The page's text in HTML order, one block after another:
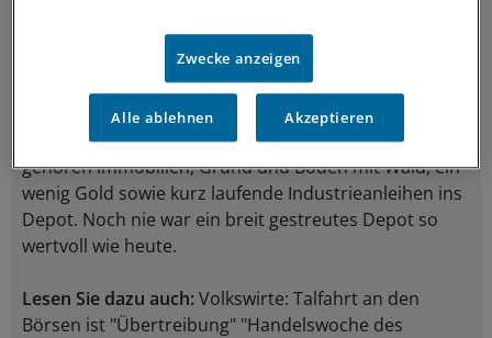
stark von der Konjunktur und aktuellen
Entwicklungen abhängig.
Global agierende Unternehmen bieten einen guten
Schutz vor starken Kursschwankungen. Daneben
gehören Immobilien, Grund und Boden mit Wald, ein
wenig Gold sowie kurz laufende Industrieanleihen ins
Depot. Noch nie war ein breit gestreutes Depot so
wertvoll wie heute.
Lesen Sie dazu auch:Volkswirte: Talfahrt an den
Börsen ist "Übertreibung" "Handelswoche des
Zwecke anzeigen
Alle ablehnen Akzeptieren